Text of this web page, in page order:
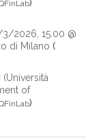
)
2026, 15:00 @
di Milano (
of
)